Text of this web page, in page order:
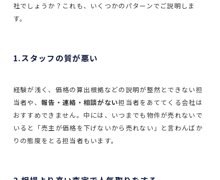
社でしょうか？これも、いくつかのパターンでご説明しま
す。
1.スタッフの質が悪い
経験が浅く、価格の算出根拠などの説明が整然とできない担
当者や、報告・連絡・相談がない担当者をあててくる会社は
おすすめできません。中には、いつまでも物件が売れないで
いると「売主が価格を下げないから売れない」と言わんばか
りの態度をとる担当者もいます。